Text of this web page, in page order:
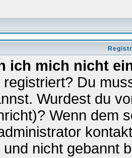
ich mich nicht
registriert? Du
Wurdest du
Wenn dem
nicht gebannt